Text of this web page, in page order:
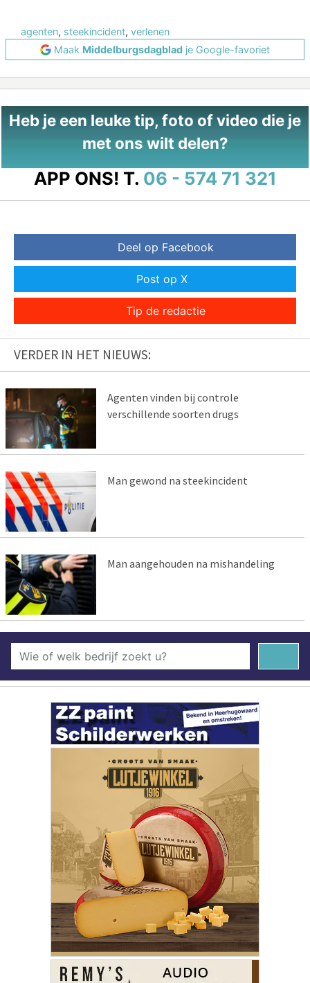
agenten, steekincident, verlenen
Maak Middelburgsdagblad je Google-favoriet
Heb je een leuke tip, foto of video die je
met ons wilt delen?
APP ONS! T. 06 - 574 71 321
Deel op Facebook
Post op X
Tip de redactie
VERDER IN HET NIEUWS:
Agenten vinden bij controle
verschillende soorten drugs
Man gewond na steekincident
Man aangehouden na mishandeling